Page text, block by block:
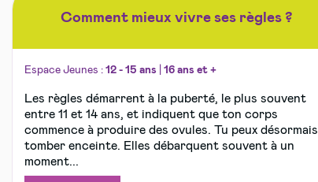
Comment mieux vivre ses règles ?
Espace Jeunes : 12 - 15 ans 16 ans et +
Les règles démarrent à la puberté, le plus souvent
entre 11 et 14 ans, et indiquent que ton corps
commence à produire des ovules. Tu peux désormais
tomber enceinte. Elles débarquent souvent à un
moment...